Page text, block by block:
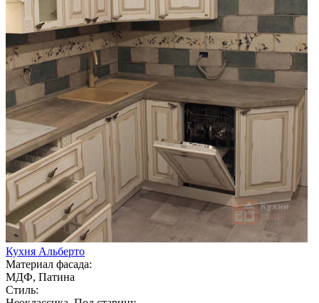
Кухня Альберто
Материал фасада:
МДФ, Патина
Стиль: